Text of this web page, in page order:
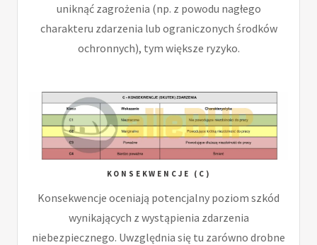
uniknąć zagrożenia (np. z powodu nagłego
charakteru zdarzenia lub ograniczonych środków
ochronnych), tym większe ryzyko.
KONSEKWENCJE (C)
Konsekwencje oceniają potencjalny poziom szkód
wynikających z wystąpienia zdarzenia
niebezpiecznego. Uwzględnia się tu zarówno drobne